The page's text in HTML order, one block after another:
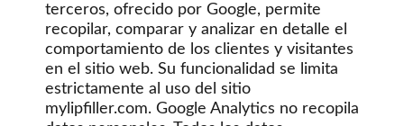
terceros, ofrecido por Google, permite
recopilar, comparar y analizar en detalle el
comportamiento de los clientes y visitantes
en el sitio web. Su funcionalidad se limita
estrictamente al uso del sitio
mylipfiller.com. Google Analytics no recopila